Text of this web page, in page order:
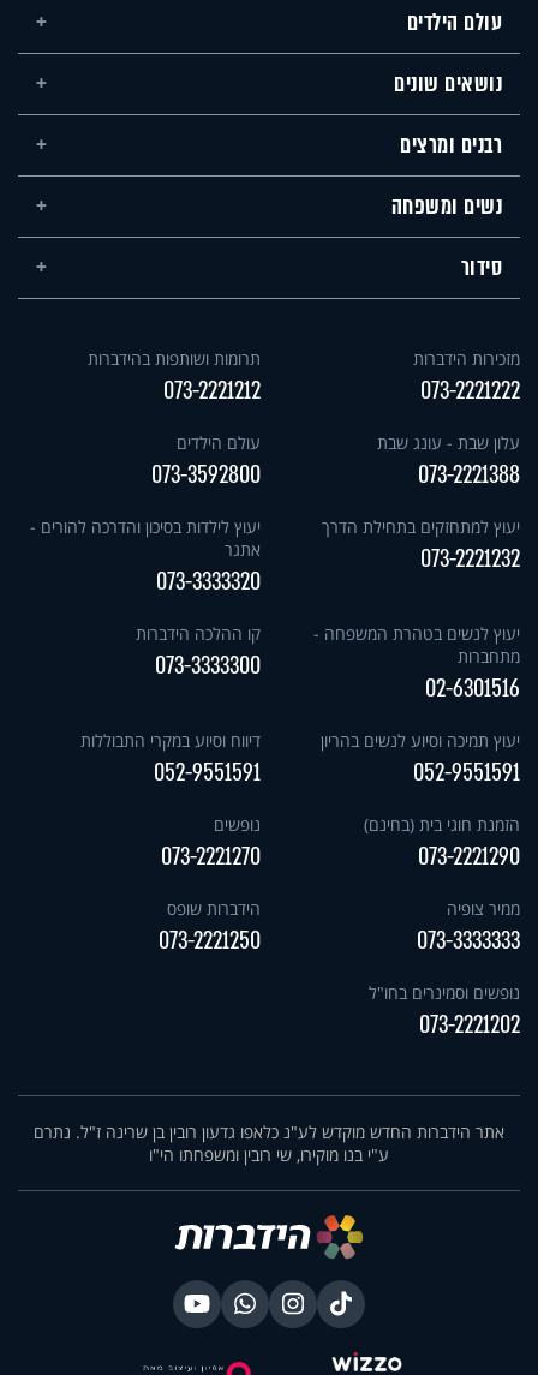
עולם הילדים
נושאים שונים
רבנים ומרצים
נשים ומשפחה
סידור
מזכירות הידברות
073-2221222
תרומות ושותפות בהידברות
073-2221212
עלון שבת - עונג שבת
073-2221388
עולם הילדים
073-3592800
יעוץ למתחזקים בתחילת הדרך
073-2221232
יעוץ לילדות בסיכון והדרכה להורים -
אתגר
073-3333320
יעוץ לנשים בטהרת המשפחה -
מתחברות
02-6301516
קו ההלכה הידברות
073-3333300
יעוץ תמיכה וסיוע לנשים בהריון
052-9551591
דיווח וסיוע במקרי התבוללות
052-9551591
הזמנת חוגי בית (בחינם)
073-2221290
נופשים
073-2221270
ממיר צופיה
073-3333333
הידברות שופס
073-2221250
נופשים וסמינרים בחו"ל
073-2221202
אתר הידברות החדש מוקדש לע"נ כלאפו גדעון רובין בן שרינה ז"ל. נתרם
ע"י בנו מוקירו, שי רובין ומשפחתו הי"ו